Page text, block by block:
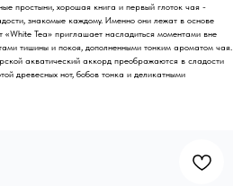
простыни, хорошая книга и первый глоток чая -
знакомые каждому. Именно они лежат в основе
Tea» приглашает насладиться моментами вне
тишины и покоя, дополненными тонким ароматом чая.
акватический аккорд преображаются в сладости
древесных нот, бобов тонка и деликатными